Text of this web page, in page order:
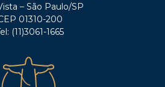
– São Paulo/SP
01310-200
(11)3061-1665